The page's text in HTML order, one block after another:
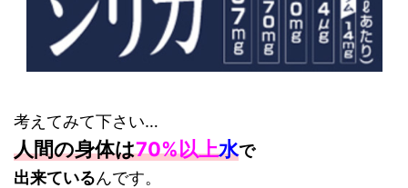
考えてみて下さい…
人間の身体は70%以上水で
出来ているんです。